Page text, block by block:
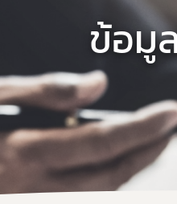
ข่าวสารงานสถานที่
การปรึกษาแบบแปลนสถา
ผู้ควบคุมการผลิต/นำเข้า/ข
งา
ผลิตเพื่อ
วินิจฉั
เลิกกิจก
การขอ
หนังสือ
กลุ่มส่
ข้อมู